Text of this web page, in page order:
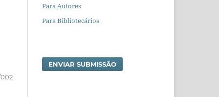
Para Autores
Para Bibliotecários
ENVIAR SUBMISSÃO